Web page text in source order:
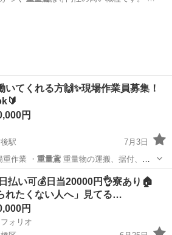
いてくれる方🙌✨現場作業員募集！
円
駅
7月3日
作業 ・ 重量鳶重量物の運搬、据付、揚
駅 土木 未経験
日払い可💰日当20000円👌寮あり🏠
れたくない人へ」見てる…
円
ォリオ